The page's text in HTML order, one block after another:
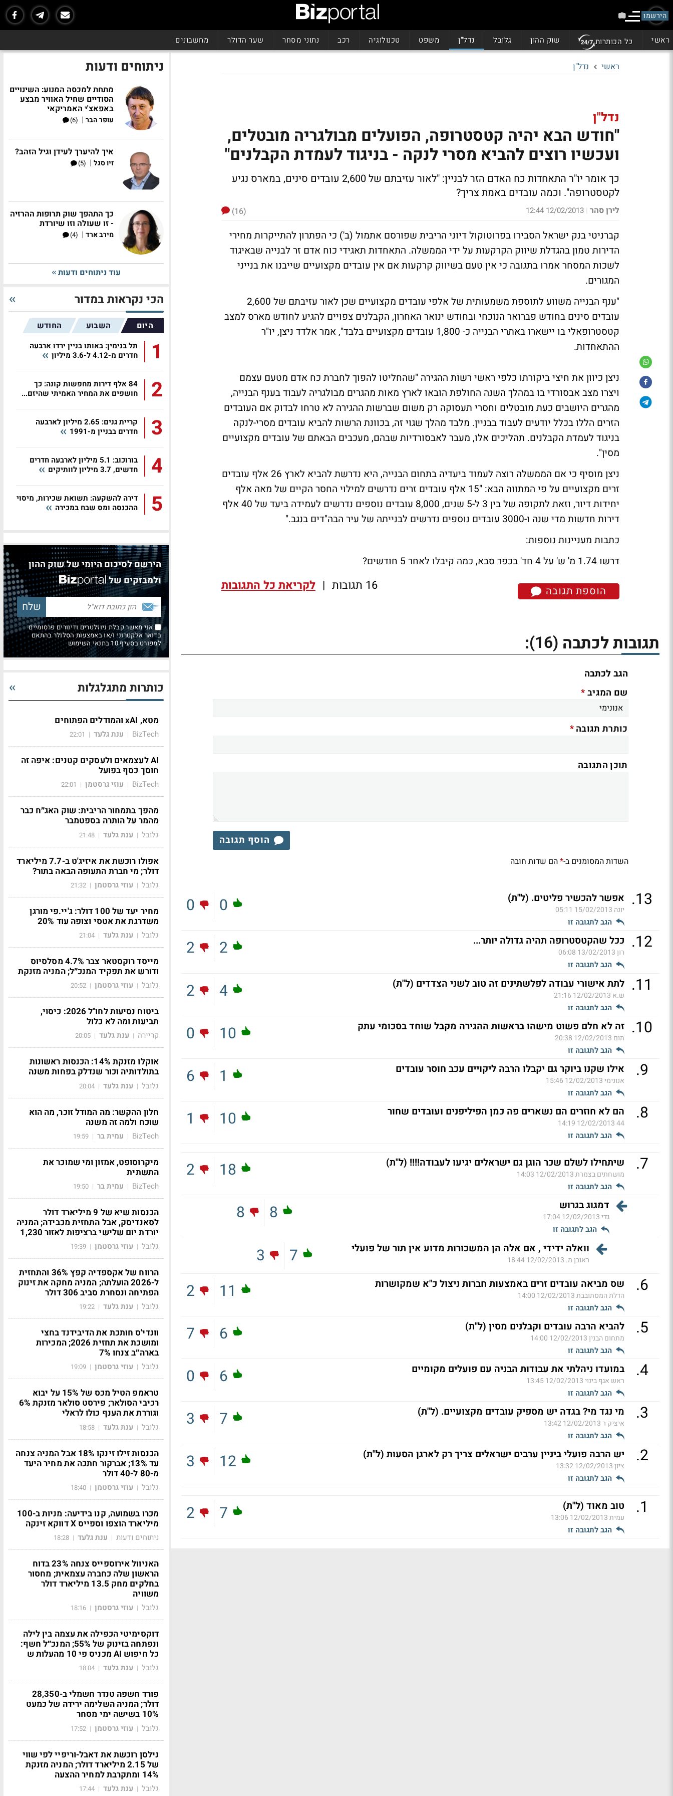
הירשמו
ראשי כל הכותרות שוק ההון גלובל נדל"ן משפט טכנולוגיה רכב נתוני מסחר שער הדולר מחשבונים
ראשי נדל"ן
נדל"ן
"חודש הבא יהיה קטסטרופה, הפועלים מבולגריה מובטלים,
ועכשיו רוצים להביא מסרי לנקה - בניגוד לעמדת הקבלנים"
כך אומר יו"ר התאחדות כח האדם הזר לבניין: "לאור עזיבתם של 2,600 עובדים סינים, במארס נגיע
לקטסטרופה". וכמה עובדים באמת צריך?
לירן סהר |
12/02/2013 12:44
(16)
קברניטי בנק ישראל הסבירו בפרוטוקול דיוני הריבית שפורסם אתמול (ב') כי הפתרון להתייקרות מחירי
הדירות טמון בהגדלת שיווק הקרקעות על ידי הממשלה. התאחדות תאגידי כוח אדם זר לבנייה שבאיגוד
לשכות המסחר אמרו בתגובה כי אין טעם בשיווק קרקעות אם אין עובדים מקצועיים שייבנו את בנייני
המגורים.
"ענף הבנייה משווע לתוספת משמעותית של אלפי עובדים מקצועיים שכן לאור עזיבתם של 2,600
עובדים סינים בחודש פברואר הנוכחי ובחודש ינואר האחרון, הקבלנים צפויים להגיע לחודש מארס למצב
קטסטרופאלי בו יישארו באתרי הבנייה כ- 1,800 עובדים מקצועיים בלבד", אמר אלדד ניצן, יו"ר
ההתאחדות.
ניצן כיוון את חיצי ביקורתו כלפי ראשי רשות ההגירה "שהחליטו להפוך לחברת כח אדם מטעם עצמם
ויצרו מצב אבסורדי בו במהלך השנה החולפת הובאו לארץ מאות מהגרים מבולגריה לעבוד בענף הבנייה,
מהגרים היושבים כעת מובטלים וחסרי תעסוקה רק משום שברשות ההגירה לא טרחו לבדוק אם העובדים
הזרים הללו בכלל יודעים לעבוד בבניין. מלבד מהלך שגוי זה, בכוונת הרשות להביא עובדים מסרי-לנקה
בניגוד לעמדת הקבלנים. תהליכים אלו, מעבר לאבסורדיות שבהם, מעכבים הבאתם של עובדים מקצועיים
מסין".
ניצן מוסיף כי אם הממשלה רוצה לעמוד ביעדיה בתחום הבנייה, היא נדרשת להביא לארץ 26 אלף עובדים
זרים מקצועיים על פי המתווה הבא: "15 אלף עובדים זרים נדרשים למילוי החסר הקיים של מאה אלף
יחידות דיור, וזאת לתקופה של בין 3 ל-5 שנים, 8,000 עובדים נוספים נדרשים לעמידה ביעד של 40 אלף
דירות חדשות מדי שנה ו-3000 עובדים נוספים נדרשים לבנייתה של עיר הבה"דים בנגב."
כתבות מעניינות נוספות:
דרשו 1.74 מ' ש' על 4 חד' בכפר סבא, כמה קיבלו לאחר 5 חודשים?
הוספת תגובה 16 תגובות | לקריאת כל התגובות
תגובות לכתבה (16)
:
הגב לכתבה
שם המגיב*
כותרת תגובה*
תוכן התגובה
הוסף תגובה
השדות המסומנים ב-*הם שדות חובה
13
. אפשר להכשיר פליטים. (ל"ת)
יונה 15/02/2013 05:11
הגב לתגובה זו
0
0
12
. ככל שהקטסטרופה תהיה גדולה יותר...
רון13/02/2013 06:08
הגב לתגובה זו
2
2
11
. לתת אישורי עבודה לפלשתינים זה טוב לשני הצדדים (ל"ת)
ש.א 12/02/2013 21:16
הגב לתגובה זו
4
2
10
. זה לא חלם פשוט מישהו בראשות ההגירה מקבל שוחד בסכומי עתק
תום 12/02/2013 20:38
הגב לתגובה זו
10
0
9
. אילו שקנו ביוקר גם יקבלו הרבה ליקויים עכב חוסר עובדים
אנונימי12/02/2013 15:46
הגב לתגובה זו
1
6
8
. הם לא חוזרים הם נשארים פה כמן הפיליפנים ועובדים שחור
44
12/02/2013 14:19
הגב לתגובה זו
10
1
7
. שיתחילו לשלם שכר הוגן גם ישראלים יגיעו לעבודה!!!! (ל"ת)
מושחתים בצמרת12/02/2013 14:03
הגב לתגובה זו
18
2
דמגוג בגרוש
גדי12/02/2013 17:04
הגב לתגובה זו
8
8
וואלה ידידי , אם אלה הן המשכורות מדוע אין תור של פועלי
ראובן מ. 12/02/2013 18:44
7
3
6
. שס מביאה עובדים זרים באמצעות חברות ניצול כ"א שמקושרות
הדלת המסתובבת12/02/2013 14:00
הגב לתגובה זו
11
2
5
. להביא הרבה עובדים וקבלנים מסין (ל"ת)
מתחום הבנין12/02/2013 14:00
הגב לתגובה זו
6
7
4
. במועדו ניהלתי את עבודות הבניה עם פועלים מקומיים
ראש אגף בינוי12/02/2013 13:45
הגב לתגובה זו
6
0
3
. מי נגד מי? בגדה יש מספיק עובדים מקצועיים. (ל"ת)
איציק ר12/02/2013 13:42
הגב לתגובה זו
7
3
2
. יש הרבה פועלי ביניין ערבים ישראלים צריך רק לארגן הסעות (ל"ת)
ציון12/02/2013 13:32
הגב לתגובה זו
12
3
1
. טוב מאוד (ל"ת)
עמית12/02/2013 13:06
הגב לתגובה זו
7
2
ניתוחים ודעות
מתחת למכסה המנוע: השינויים
הסודיים שחיל האוויר מבצע
באפאצ'י האמריקאי
עופר הבר |
(6)
איך להיערך לעידן וגיל הזהב?
זיו סגל |
(5)
כך התהפך שוק תרופות ההרזיה
- זו שעולה וזו שיורדת
מירב ארד |
(4)
עוד ניתוחים ודעות
הכי נקראות במדור
היום השבוע החודש
1
תל בנימין: באותו בניין ירדו ארבעה
חדרים מ-4.12 ל-3.6 מיליון
2
84 אלף דירות מחפשות קונה: כך
חושפים את המחיר האמיתי שהיזם...
3
קריית גנים: 2.65 מיליון לארבעה
חדרים בבניין מ-1991
4
בורוכוב: 5.1 מיליון לארבעה חדרים
חדשים, 3.7 מיליון לוותיקים
5
דירה להשקעה: תשואת שכירות, מיסוי
ההכנסה ומס שבח במכירה
הירשם לסיכום היומי של שוק ההון
ולמבזקים של
אני מאשר קבלת ניוזלטרים ודיוורים פרסומיים
בדואר אלקטרוני ו/או באמצעות הסלולר בהתאם
למפורט בסעיף 10 בתנאי השימוש
כותרות מתגלגלות
מטא, xAI והמודלים הפתוחים
BizTech
| ענת גלעד |
22:01
AI לעצמאים ולעסקים קטנים: איפה זה
חוסך כסף בפועל
BizTech
| עוזי גרסטמן |
22:01
מהפך בתמחור הריבית: שוק האג״ח כבר
מהמר על הותרה בספטמבר
גלובל | ענת גלעד |
21:48
אפולו רוכשת את איזיג'ט ב-7.7 מיליארד
דולר; מי חברת התעופה הבאה בתור?
גלובל | עוזי גרסטמן |
21:32
מחיר יעד של 100 דולר: ג'יי.פי מורגן
משדרגת את אטסי וצופה עוד 20%
גלובל | ענת גלעד |
21:04
מייסד רוקסטאר צבר 4.7% מסלסיוס
ודורש את תפקיד המנכ״ל; המניה מזנקת
גלובל | עוזי גרסטמן |
20:52
ביטוח נסיעות לחו"ל 2026: כיסוי,
תביעות ומה לא כלול
קריירה | ענת גלעד |
20:05
אוקלו מזנקת 14%: הכנסות ראשונות
בתולדותיה וכור שנדלק בפחות משנה
גלובל | ענת גלעד |
20:04
חלון ההקשר: מה המודל זוכר, מה הוא
שוכח ולמה זה משנה
BizTech
| עמית בר |
19:59
מיקרוסופט, אמזון ומי שמוכר את
התשתית
BizTech
| עמית בר |
19:50
הכנסות שיא של 9 מיליארד דולר
לסאנדיסק, אבל התחזית מכבידה; המניה
יורדת יום שלישי ברציפות לאזור 1,230
גלובל | עוזי גרסטמן |
19:39
הרווח של אקספדיה קפץ 36% והתחזית
ל-2026 הועלתה; המניה מחקה את זינוק
הפתיחה ונסחרת סביב 306 דולר
גלובל | ענת גלעד |
19:22
וונדי'ס חותכת את הדיבידנד בחצי
ומושכת את תחזית 2026; המכירות
בארה״ב צנחו 7%
גלובל | עוזי גרסטמן |
19:09
טראמפ הטיל מכס של 15% על יבוא
רכיבי הסולאר; פירסט סולאר מזנקת 6%
וגוררת את הענף כולו לראלי
גלובל | ענת גלעד |
18:58
הכנסות זילו זינקו 18% אבל המניה צנחה
עד 13%; אברקור חתכה את מחיר היעד
מ-80 ל-40 דולר
גלובל | עוזי גרסטמן |
18:40
מכרו בשמועה, קנו בידיעה: מניות ב-100
מיליארד הוצפו וספייס X דווקא זינקה
ניתוחים ודעות | ענת גלעד |
18:28
האניוול אירוספייס צנחה 23% בדוח
הראשון שלה כחברה עצמאית; מחסור
בחלקים מחק 13.5 מיליארד דולר
משוויה
גלובל | עוזי גרסטמן |
18:16
דוקסימיטי הכפילה את עצמה בין לילה
ונפתחה בזינוק של 55%; המנכ״ל חשף:
כל חיפוש AI מכניס פי 10 מהעלות ש
גלובל | ענת גלעד |
18:04
פורד חשפה טנדר חשמלי ב-28,350
דולר; המניה השלימה ירידה של כמעט
10% בשישה ימי מסחר
גלובל | עוזי גרסטמן |
17:52
נילסן רוכשת את דאבל-וריפיי לפי שווי
של 2.15 מיליארד דולר; המניה מזנקת
14% ומתקרבת למחיר ההצעה
גלובל | ענת גלעד |
17:44